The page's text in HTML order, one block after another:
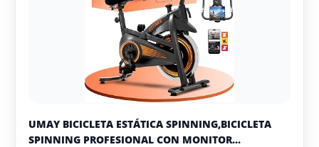
UMAY BICICLETA ESTÁTICA SPINNING,BICICLETA
SPINNING PROFESIONAL CON MONITOR...